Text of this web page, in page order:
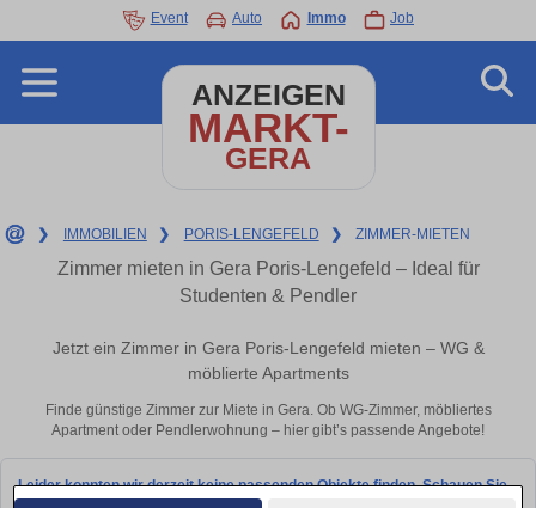
Event Auto Immo Job
ANZEIGEN
MARKT-
GERA
❯ IMMOBILIEN ❯ PORIS-LENGEFELD ❯ ZIMMER-MIETEN
Zimmer mieten in Gera Poris-Lengefeld – Ideal für
Studenten & Pendler
Jetzt ein Zimmer in Gera Poris-Lengefeld mieten – WG &
möblierte Apartments
Finde günstige Zimmer zur Miete in Gera. Ob WG-Zimmer, möbliertes
Apartment oder Pendlerwohnung – hier gibt’s passende Angebote!
Leider konnten wir derzeit keine passenden Objekte finden. Schauen Sie